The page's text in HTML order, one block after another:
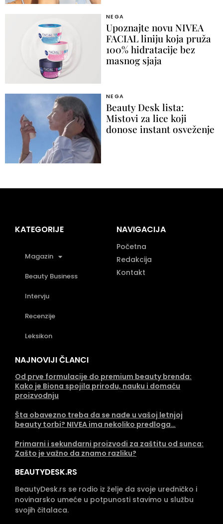
NEGA
Upoznajte novu NIVEA
FACIAL liniju koja pruža
100% hidratacije bez
masnog sjaja
NEGA
Beauty Desk lista:
Mistovi za lice koji
donose instant osveženje
KATEGORIJE
Magazin
Beauty Business
Intervju
Recenzije
Leksikon
NAVIGACIJA
Početna
Redakcija
Kontakt
NAJNOVIJI ČLANCI
Od prve formulacije do premium beauty brenda:
Kako je Biona spojila prirodu, nauku i domaću
proizvodnju
Šta obavezno treba da se nađe u vašoj letnjoj
beauty torbi? NIVEA ima nekoliko predloga…
Primarni i sekundarni proizvodi za zaštitu od sunca:
Zašto je važno da znamo razliku?
BEAUTYDESK.RS
BeautyDesk.rs se rodio iz želje da svoje uredničko i
novinarsko umeće u potpunosti stavimo u službu
svojih čitalaca.